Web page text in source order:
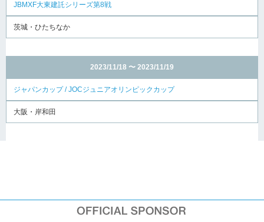
JBMXF大東建託シリーズ第8戦
茨城・ひたちなか
2023/11/18 〜 2023/11/19
ジャパンカップ / JOCジュニアオリンピックカップ
大阪・岸和田